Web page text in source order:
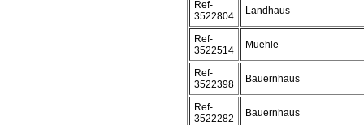
Ref-
3522804
Landhaus
Ref-
3522514
Muehle
Ref-
3522398
Bauernhaus
Ref-
3522282
Bauernhaus